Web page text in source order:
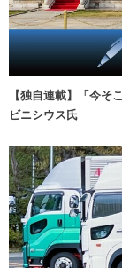
【独自連載】「今
ビニシウス氏